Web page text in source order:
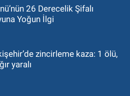
26 Derecelik Şifalı
Yoğun İlgi
zincirleme kaza: 1 ölü,
yaralı